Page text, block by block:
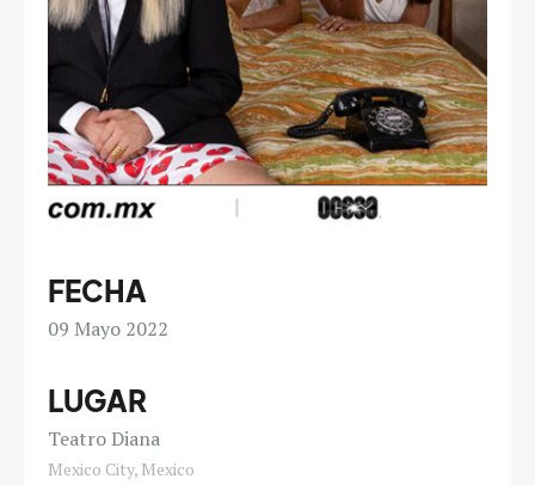
FECHA
09 Mayo 2022
LUGAR
Teatro Diana
Mexico City, Mexico